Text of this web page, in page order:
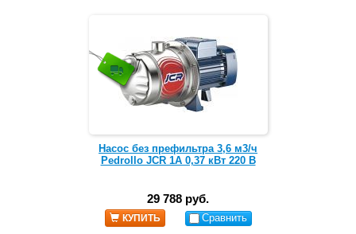
Насос без префильтра 3,6 м3/ч
Pedrollo JCR 1A 0,37 кВт 220 В
29 788 руб.
КУПИТЬ Сравнить